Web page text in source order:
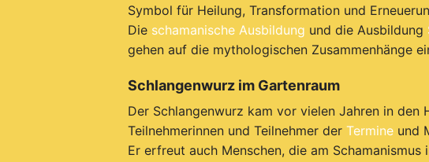
Symbol für Heilung, Transformation und
Die schamanische Ausbildung und die Ausbildung
gehen auf die mythologischen Zusammenhänge
Schlangenwurz im Gartenraum
Der Schlangenwurz kam vor vielen Jahren in
Teilnehmerinnen und Teilnehmer der Termine und
Er erfreut auch Menschen, die am